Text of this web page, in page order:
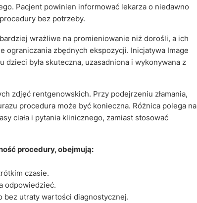
Pacjent powinien informować lekarza o niedawno
bez potrzeby.
wrażliwe na promieniowanie niż dorośli, a ich
ograniczania zbędnych ekspozycji. Inicjatywa Image
dzieci była skuteczna, uzasadniona i wykonywana z
zdjęć rentgenowskich. Przy podejrzeniu złamania,
procedura może być konieczna. Różnica polega na
ciała i pytania klinicznego, zamiast stosować
procedury, obejmują:
czasie.
odpowiedzieć.
bez utraty wartości diagnostycznej.